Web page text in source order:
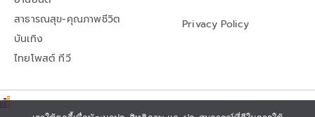
สาธารณสุข-คุณภาพชีวิต
บันเทิง
ไทยโพสต์ ทีวี
Privacy Policy